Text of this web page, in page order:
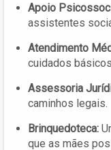
Apoio
assistentes
Atendimento
cuidados
Assessoria
caminhos legais.
Brinquedoteca:
que as mães